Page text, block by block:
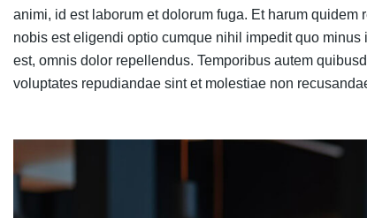
animi, id est laborum et dolorum fuga. Et harum
nobis est eligendi optio cumque nihil impedit quo
est, omnis dolor repellendus. Temporibus autem
voluptates repudiandae sint et molestiae non